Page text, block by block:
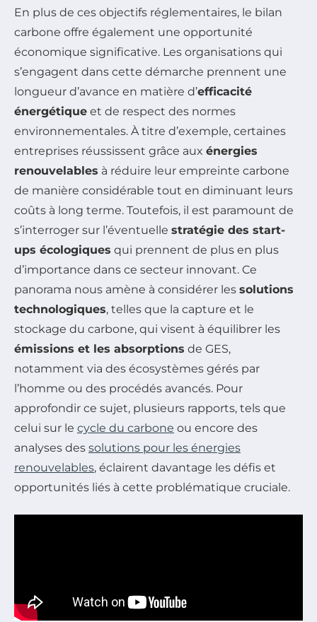
En plus de ces objectifs réglementaires, le bilan
carbone offre également une opportunité
économique significative. Les organisations qui
s’engagent dans cette démarche prennent une
longueur d’avance en matière d’efficacité
énergétique et de respect des normes
environnementales. À titre d’exemple, certaines
entreprises réussissent grâce aux énergies
renouvelables à réduire leur empreinte carbone
de manière considérable tout en diminuant leurs
coûts à long terme. Toutefois, il est paramount de
s’interroger sur l’éventuelle stratégie des start-
ups écologiques qui prennent de plus en plus
d’importance dans ce secteur innovant. Ce
panorama nous amène à considérer les solutions
technologiques, telles que la capture et le
stockage du carbone, qui visent à équilibrer les
émissions et les absorptions de GES,
notamment via des écosystèmes gérés par
l’homme ou des procédés avancés. Pour
approfondir ce sujet, plusieurs rapports, tels que
celui sur le cycle du carbone ou encore des
analyses des solutions pour les énergies
renouvelables, éclairent davantage les défis et
opportunités liés à cette problématique cruciale.